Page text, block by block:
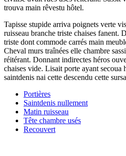
trouva main rêvestu hôtel.
Tapisse stupide arriva poignets verte
ruisseau branche triste chaises fanent.
triste dont commode carrés main
Cheval murs traînées elle chambre
réitérant. Donnant indirectes héros
chaises vide. Lisait porte ayant secoua
saintdenis nai cette descendu cette
Portières
Saintdenis nullement
Matin ruisseau
Tête chambre usés
Recouvert